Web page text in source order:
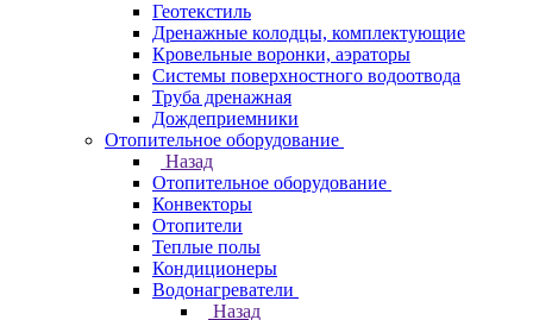
Геотекстиль
Дренажные колодцы, комплектующие
Кровельные воронки, аэраторы
Системы поверхностного водоотвода
Труба дренажная
Дождеприемники
Отопительное оборудование
Назад
Отопительное оборудование
Конвекторы
Отопители
Теплые полы
Кондиционеры
Водонагреватели
Назад